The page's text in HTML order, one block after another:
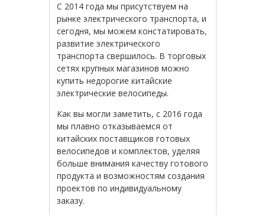
С 2014 года мы присутствуем на
рынке электрического транспорта, и
сегодня, мы можем констатировать,
развитие электрического
транспорта свершилось. В торговых
сетях крупных магазинов можно
купить недорогие китайские
электрические велосипеды.
Как вы могли заметить, с 2016 года
мы плавно отказываемся от
китайских поставщиков готовых
велосипедов и комплектов, уделяя
больше внимания качеству готового
продукта и возможностям создания
проектов по индивидуальному
заказу.